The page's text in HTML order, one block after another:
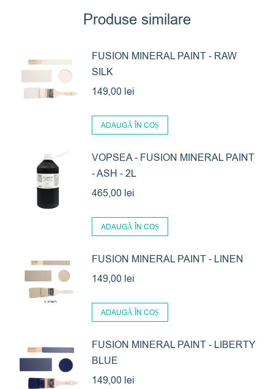
Produse similare
FUSION MINERAL PAINT - RAW
SILK
149,00 lei
ADAUGĂ ÎN COȘ
VOPSEA - FUSION MINERAL PAINT
- ASH - 2L
465,00 lei
ADAUGĂ ÎN COȘ
FUSION MINERAL PAINT - LINEN
149,00 lei
ADAUGĂ ÎN COȘ
FUSION MINERAL PAINT - LIBERTY
BLUE
149,00 lei